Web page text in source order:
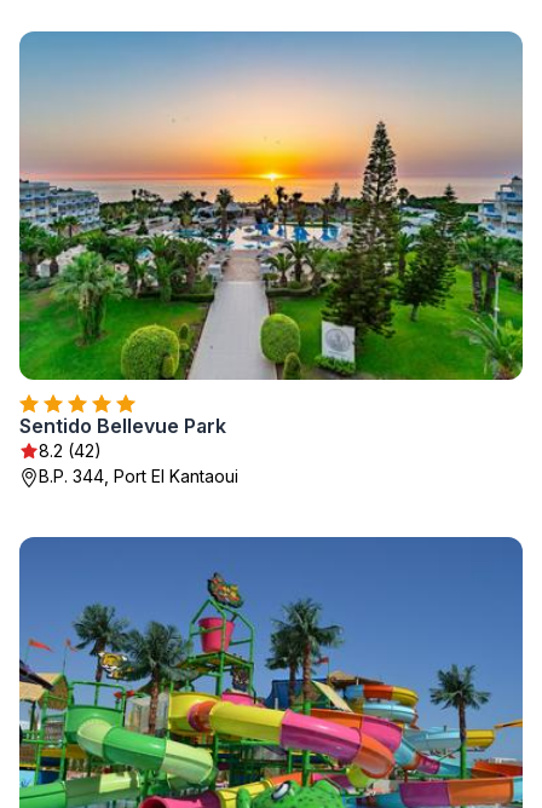
Sentido Bellevue Park
8.2 (42)
B.P. 344, Port El Kantaoui